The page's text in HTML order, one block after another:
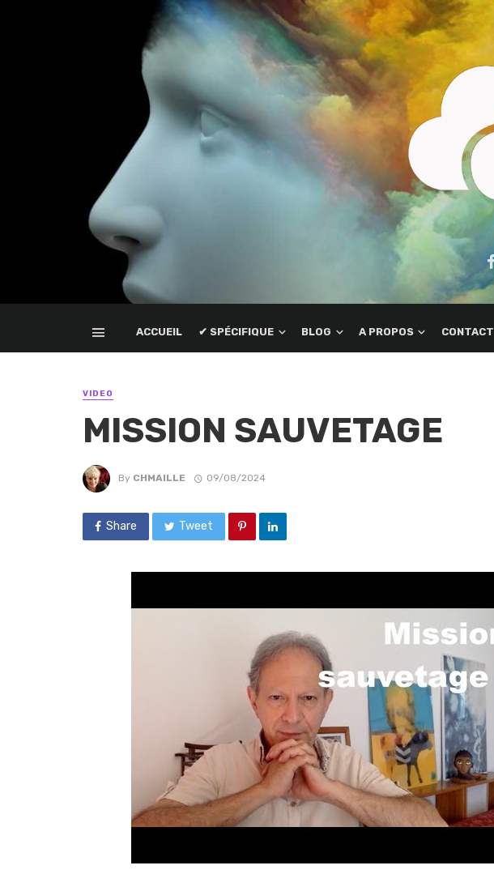
ACCUEIL ✔ SPÉCIFIQUE BLOG A PROPOS CONTACT
VIDEO
MISSION SAUVETAGE
By CHMAILLE 09/08/2024
Share Tweet